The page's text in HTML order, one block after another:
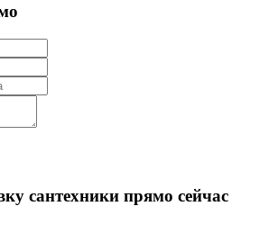
сантехники прямо сейчас